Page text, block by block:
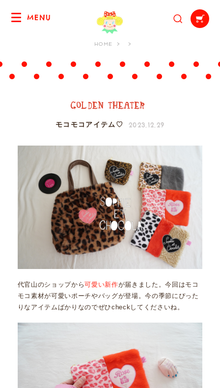
MENU
HOME
モコモコアイテム♡ 2023.12.29
代官山のショップから可愛い新作が届きました。今回はモコ
モコ素材が可愛いポーチやバッグが登場。今の季節にぴった
りなアイテムばかりなのでぜひcheckしてくださいね。